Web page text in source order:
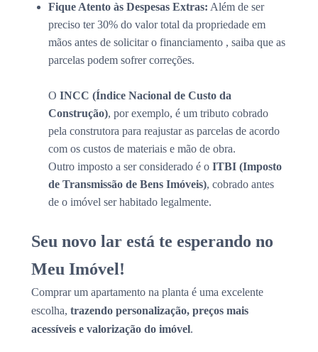
Fique Atento às Despesas Extras: Além de ser
preciso ter 30% do valor total da propriedade em
mãos antes de solicitar o financiamento , saiba que as
parcelas podem sofrer correções.
O INCC (Índice Nacional de Custo da
Construção), por exemplo, é um tributo cobrado
pela construtora para reajustar as parcelas de acordo
com os custos de materiais e mão de obra.
Outro imposto a ser considerado é o ITBI (Imposto
de Transmissão de Bens Imóveis), cobrado antes
de o imóvel ser habitado legalmente.
Seu novo lar está te esperando no
Meu Imóvel!
Comprar um apartamento na planta é uma excelente
escolha, trazendo personalização, preços mais
acessíveis e valorização do imóvel.